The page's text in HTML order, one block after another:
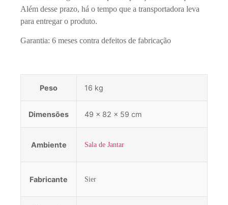
Além desse prazo, há o tempo que a transportadora leva
para entregar o produto.
Garantia: 6 meses contra defeitos de fabricação
Peso 16 kg
Dimensões 49 × 82 × 59 cm
Ambiente Sala de Jantar
Fabricante Sier